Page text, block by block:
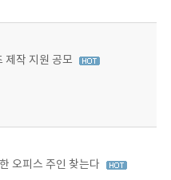
제작 지원 공모
오피스 주인 찾는다